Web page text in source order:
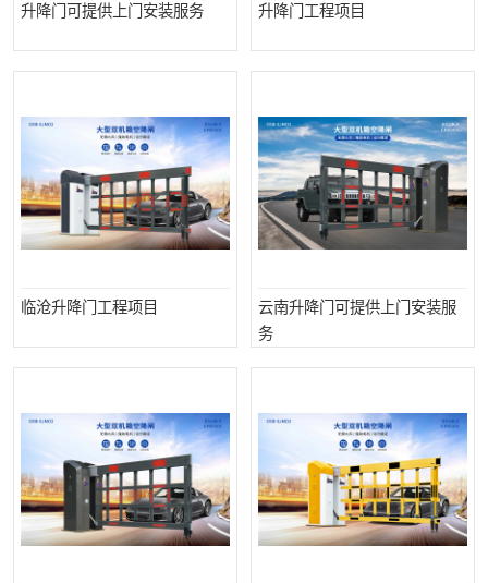
升降门可提供上门安装服务 升降门工程项目
临沧升降门工程项目
云南升降门可提供上门安装服
务